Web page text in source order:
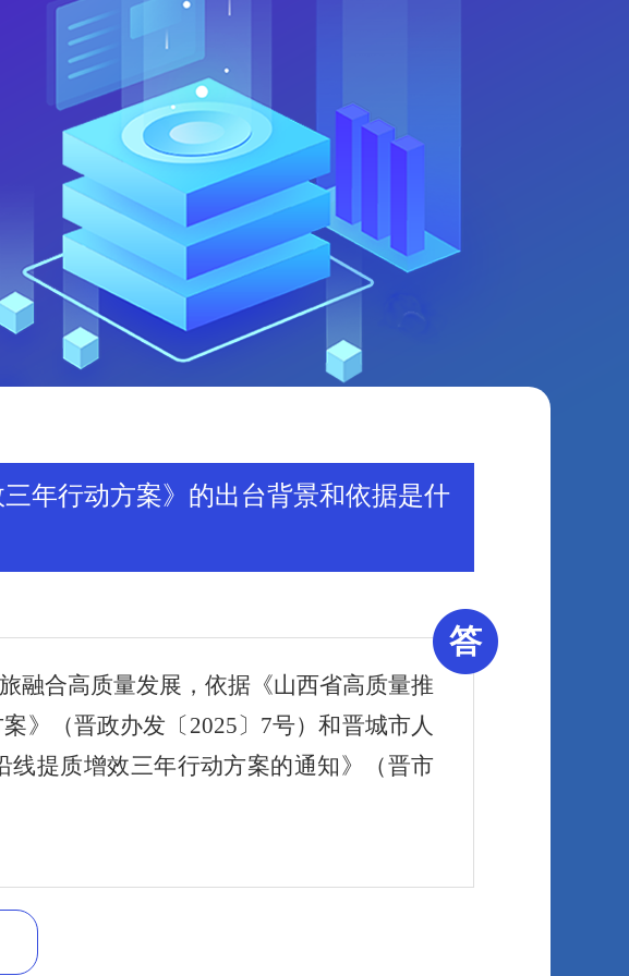
年行动方案》的出台背景和依据是什
答
融合高质量发展，依据《山西省高质量推
》（晋政办发〔2025〕7号）和晋城市人
提质增效三年行动方案的通知》（晋市